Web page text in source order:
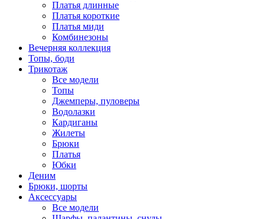
Платья длинные
Платья короткие
Платья миди
Комбинезоны
Вечерняя коллекция
Топы, боди
Трикотаж
Все модели
Топы
Джемперы, пуловеры
Водолазки
Кардиганы
Жилеты
Брюки
Платья
Юбки
Деним
Брюки, шорты
Аксессуары
Все модели